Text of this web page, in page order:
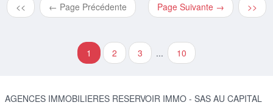
<< ← Page Précédente Page Suivante → >>
1 2 3 ... 10
AGENCES IMMOBILIERES RESERVOIR IMMO - SAS AU CAPITAL